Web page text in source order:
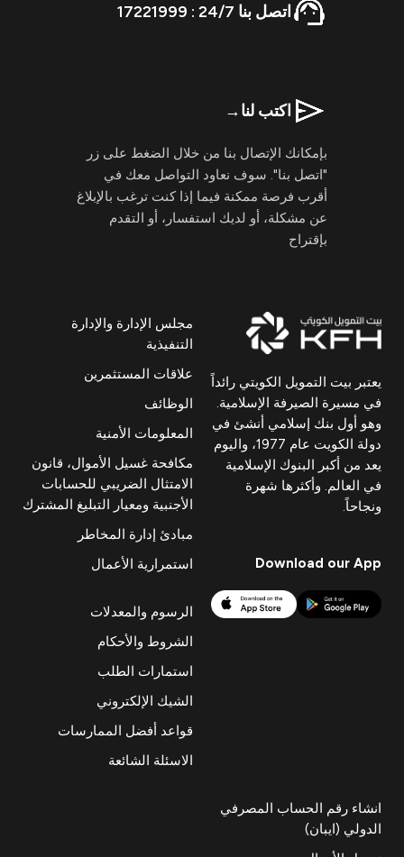
اتصل بنا 24/7 : 17221999
اكتب لنا→
بإمكانك الإتصال بنا من خلال الضغط على زر
"اتصل بنا". سوف نعاود التواصل معك في
أقرب فرصة ممكنة فيما إذا كنت ترغب بالإبلاغ
عن مشكلة، أو لديك استفسار، أو التقدم
بإقتراح
يعتبر بيت التمويل الكويتي رائداً
في مسيرة الصيرفة الإسلامية.
وهو أول بنك إسلامي أنشئ في
دولة الكويت عام 1977، واليوم
يعد من أكبر البنوك الإسلامية
في العالم. وأكثرها شهرة
ونجاحاً.
Download our App
مجلس الإدارة والإدارة
التنفيذية
علاقات المستثمرين
الوظائف
المعلومات الأمنية
مكافحة غسيل الأموال، قانون
الامتثال الضريبي للحسابات
الأجنبية ومعيار التبليغ المشترك
مبادئ إدارة المخاطر
استمرارية الأعمال
الرسوم والمعدلات
الشروط والأحكام
استمارات الطلب
الشيك الإلكتروني
قواعد أفضل الممارسات
الاسئلة الشائعة
انشاء رقم الحساب المصرفي
الدولي (ايبان)